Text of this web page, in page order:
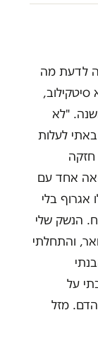
לדעת מה
סיטקילוב,
בפברואר השנה. "לא
לעלות
חזקה
אחד עם
אגרוף בלי
הנשק שלי
והתחלתי
על
מזל